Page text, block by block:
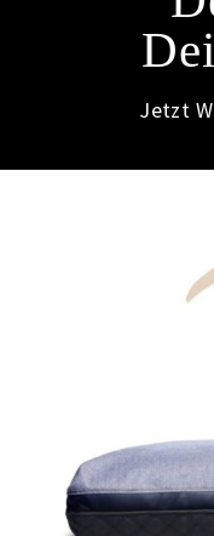
Jetzt